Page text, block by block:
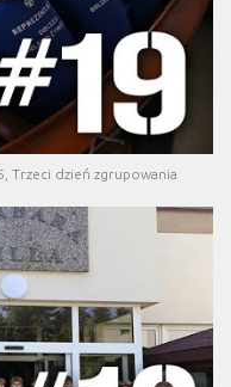
Trzeci dzień zgrupowania